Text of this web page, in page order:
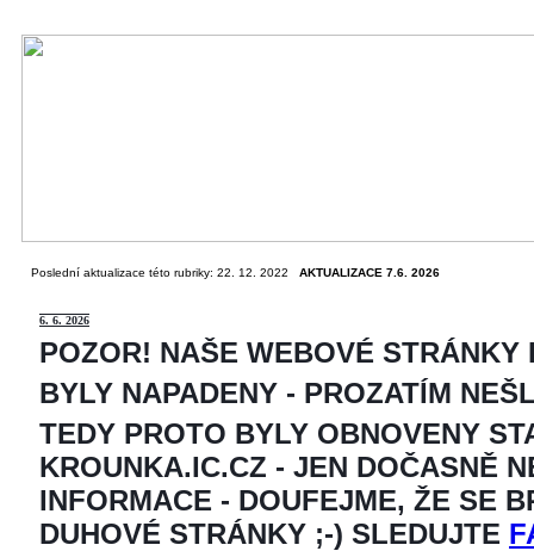
Poslední aktualizace této rubriky: 22. 12. 2022 AKTUALIZACE 7.6. 2026
6. 6. 2026
POZOR! NAŠE WEBOVÉ STRÁNKY
BYLY NAPADENY - PROZATÍM
TEDY PROTO BYLY OBNOVENY
KROUNKA.IC.CZ - JEN DOČASNĚ
INFORMACE - DOUFEJME, ŽE SE
DUHOVÉ STRÁNKY ;-) SLEDUJTE